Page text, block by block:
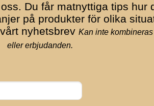
Du får matnyttiga tips hur
på produkter för olika
nyhetsbrev Kan inte
eller erbjudanden.